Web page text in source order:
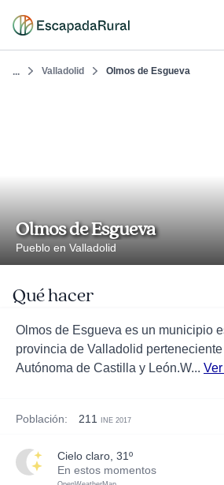
... Valladolid Olmos de Esgueva
Olmos de Esgueva
Pueblo en Valladolid
Qué hacer
Olmos de Esgueva es un municipio
provincia de Valladolid
Autónoma de Castilla y León.W...
Población: 211 INE 2017
cielo claro, 31º
En estos momentos